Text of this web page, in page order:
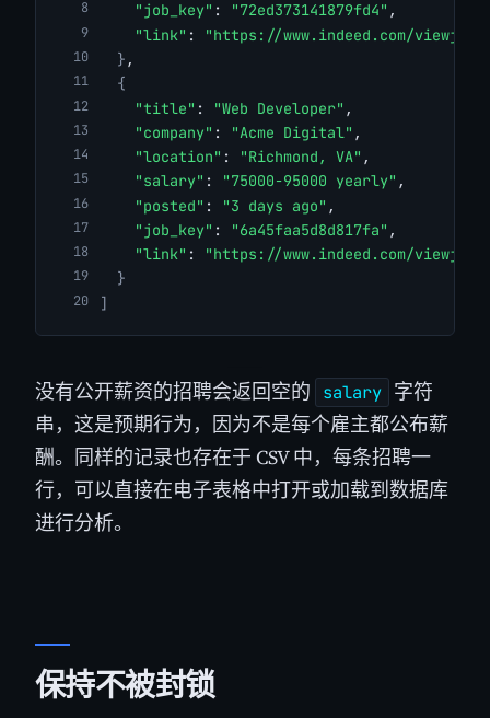
"job_key" : "72ed373141879fd4" ,
"link" :
"https://www.indeed.com/
} ,
{
"title" : "Web Developer" ,
"company" : "Acme Digital" ,
"location" : "Richmond, VA" ,
"salary" : "75000-95000 yearly" ,
"posted" : "3 days ago" ,
"job_key" : "6a45faa5d8d817fa" ,
"link" :
"https://www.indeed.com/
}
]
没有公开薪资的招聘会返回空的 salary 字符
串，这是预期行为，因为不是每个雇主都公布薪
酬。同样的记录也存在于 CSV 中，每条招聘一
行，可以直接在电子表格中打开或加载到数据库
进行分析。
保持不被封锁